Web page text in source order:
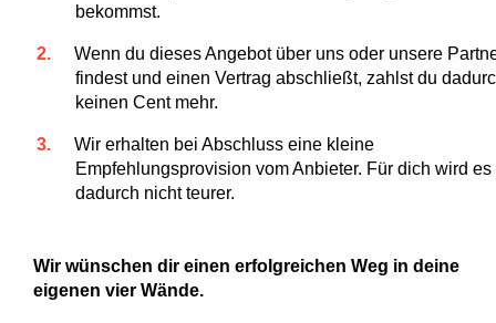
bekommst.
Wenn du dieses Angebot über uns oder unsere
findest und einen Vertrag abschließt, zahlst du
keinen Cent mehr.
Wir erhalten bei Abschluss eine kleine
Empfehlungsprovision vom Anbieter. Für dich wird es
dadurch nicht teurer.
Wir wünschen dir einen erfolgreichen Weg in deine
eigenen vier Wände.